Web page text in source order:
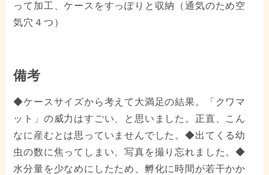
って加工、ケースをすっぽりと収納（通気のため空
気穴４つ）
備考
◆ケースサイズから考えて大満足の結果。「クワマ
ット」の威力はすごい、と思いました。正直、こん
なに産むとは思っていませんでした。◆出てくる幼
虫の数に焦ってしまい、写真を撮り忘れました。◆
水分量を少なめにしたため、孵化に時間が若干かか